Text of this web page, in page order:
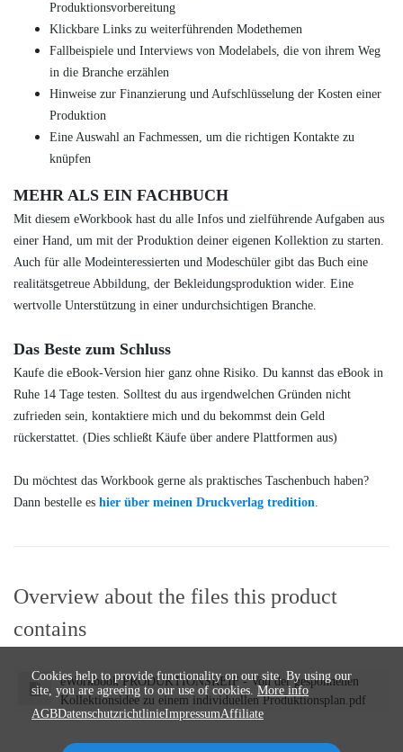
Produktionsvorbereitung
Klickbare Links zu weiterführenden Modethemen
Fallbeispiele und Interviews von Modelabels, die von ihrem Weg
in die Branche erzählen
Hinweise zur Finanzierung und Aufschlüsselung der Kosten einer
Produktion
Eine Auswahl an Fachmessen, um die richtigen Kontakte zu
knüpfen
MEHR ALS EIN FACHBUCH
Mit diesem eWorkbook hast du alle Infos und zielführende Aufgaben aus
einer Hand, um mit der Produktion deiner eigenen Kollektion zu starten.
Auch für alle Modeinteressierten und Modeschüler gibt das Buch eine
realitätsgetreue Abbildung, der Bekleidungsproduktion wider. Eine
wertvolle Unterstützung in einer undurchsichtigen Branche.
Das Beste zum Schluss
Kaufe die eBook-Version hier ganz ohne Risiko. Du kannst das eBook in
Ruhe 14 Tage testen. Solltest du aus irgendwelchen Gründen nicht
zufrieden sein, kontaktiere mich und du bekommst dein Geld
rückerstattet. (Dies schließt Käufe über andere Plattformen aus)
Du möchtest das Workbook gerne als praktisches Taschenbuch haben?
Dann bestelle es hier über meinen Druckverlag tredition.
Overview about the files this product
contains
eWorkbook PRODUKTIONSREIF - Von der gesponnenen
Kollektionsidee zu einem individuellen Produktionsplan.pdf
Cookies help to provide functionality on our site. By using our
site, you are agreeing to our use of cookies. More info
AGBDatenschutzrichtlinieImpressumAffiliate